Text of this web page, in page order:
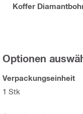
Koffer
Optionen
Verpackungseinheit
1 Stk